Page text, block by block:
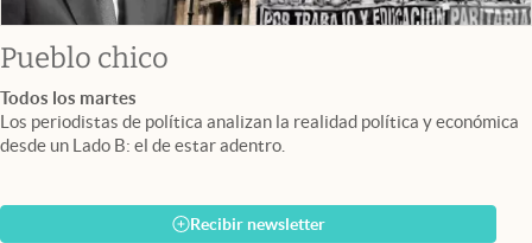
Pueblo chico
Todos los martes
Los periodistas de política analizan la realidad política y económica
desde un Lado B: el de estar adentro.
Recibir newsletter